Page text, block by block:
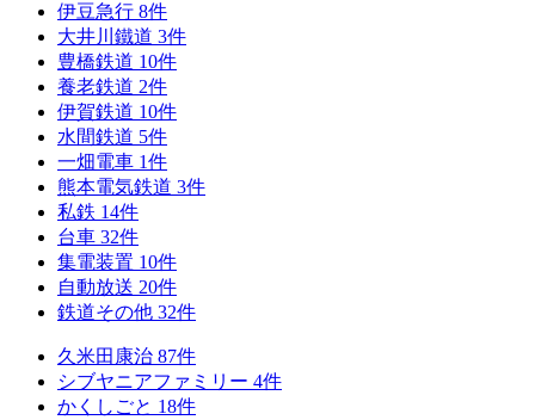
伊豆急行 8件
大井川鐵道 3件
豊橋鉄道 10件
養老鉄道 2件
伊賀鉄道 10件
水間鉄道 5件
一畑電車 1件
熊本電気鉄道 3件
私鉄 14件
台車 32件
集電装置 10件
自動放送 20件
鉄道その他 32件
久米田康治 87件
シブヤニアファミリー 4件
かくしごと 18件